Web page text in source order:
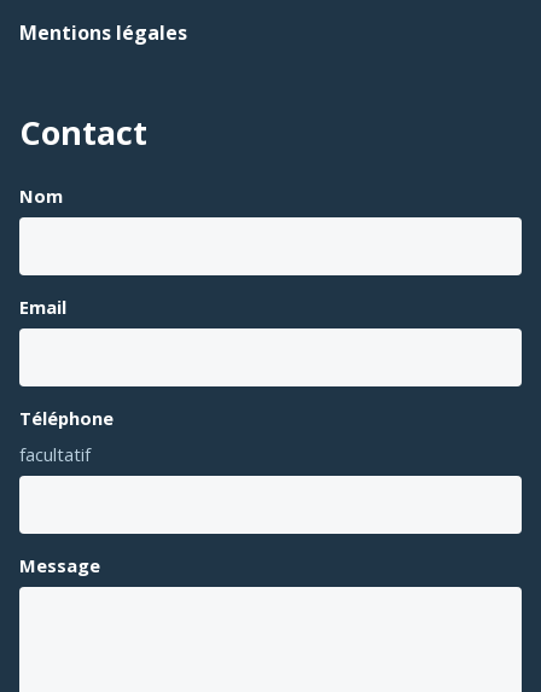
Mentions légales
Contact
Nom
Email
Téléphone
facultatif
Message